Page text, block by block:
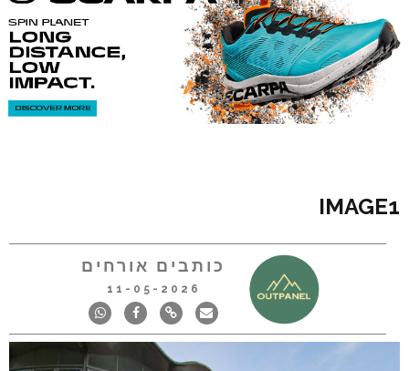
IMAGE1
כותבים אורחים
11-05-2026